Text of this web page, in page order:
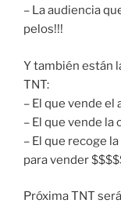
– La audiencia
pelos!!!
Y también están
TNT:
– El que vende
– El que vende la
– El que recoge
para vender
Próxima TNT